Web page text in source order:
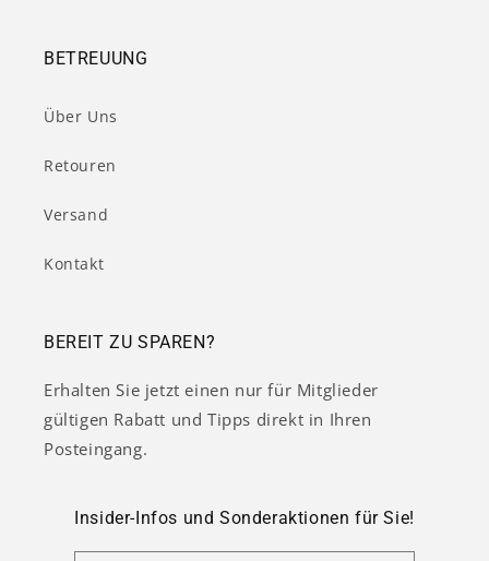
BETREUUNG
Über Uns
Retouren
Versand
Kontakt
BEREIT ZU SPAREN?
Erhalten Sie jetzt einen nur für Mitglieder
gültigen Rabatt und Tipps direkt in Ihren
Posteingang.
Insider-Infos und Sonderaktionen für Sie!